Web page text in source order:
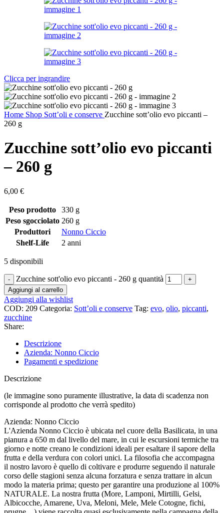
Clicca per ingrandire
Home Shop Sott’oli e conserve Zucchine sott’olio evo piccanti –
260 g
Zucchine sott’olio evo piccanti
– 260 g
6,00 €
Peso prodotto
330 g
Peso sgocciolato 260 g
Produttori
Nonno Ciccio
Shelf-Life
2 anni
5 disponibili
Zucchine sott'olio evo piccanti - 260 g quantità
Aggiungi al carrello
Aggiungi alla wishlist
COD: 209 Categoria: Sott’oli e conserve Tag: evo, olio, piccanti,
zucchine
Share:
Descrizione
Azienda: Nonno Ciccio
Pagamenti e spedizione
Descrizione
(le immagine sono puramente illustrative, la data di scadenza non
corrisponde al prodotto che verrà spedito)
Azienda: Nonno Ciccio
L'Azienda Nonno Ciccio è ubicata nel cuore della Basilicata, in una
pianura a 650 m dal livello del mare, in cui le escursioni termiche tra
giorno e notte creano le condizioni ideali per esaltare il sapore della
frutta e della verdura con colori unici. La filosofia che accompagna
il nostro lavoro è quello di coltivare e produrre seguendo il naturale
corso delle stagioni senza alcuna forzatura e senza trattare in alcun
modo la materia prima; questo per garantire una produzione al 100%
NATURALE. La nostra frutta (More, Lamponi, Mirtilli, Gelsi,
Albicocche, Amarene, Uva, Meloni, Mele, Mele Cotogne, fichi,